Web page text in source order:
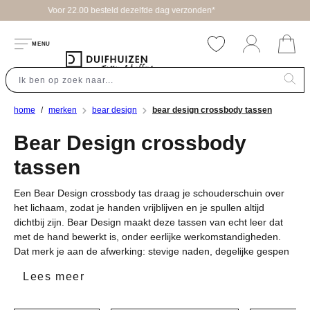
MENU
home merken bear design bear design crossbody tassen
Bear Design crossbody
tassen
Een Bear Design crossbody tas draag je schouderschuin over
het lichaam, zodat je handen vrijblijven en je spullen altijd
dichtbij zijn. Bear Design maakt deze tassen van echt leer dat
met de hand bewerkt is, onder eerlijke werkomstandigheden.
Dat merk je aan de afwerking: stevige naden, degelijke gespen
de stad of een drukke werkdag tegemoet, een Bear Design
Lees meer